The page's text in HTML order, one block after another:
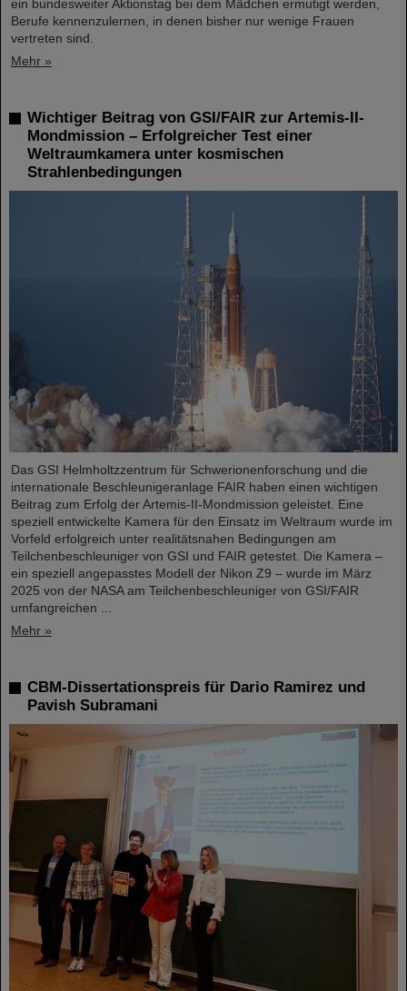
ein bundesweiter Aktionstag bei dem Mädchen ermutigt werden,
Berufe kennenzulernen, in denen bisher nur wenige Frauen
vertreten sind.
Mehr »
Wichtiger Beitrag von GSI/FAIR zur Artemis-II-
Mondmission – Erfolgreicher Test einer
Weltraumkamera unter kosmischen
Strahlenbedingungen
Das GSI Helmholtzzentrum für Schwerionenforschung und die
internationale Beschleunigeranlage FAIR haben einen wichtigen
Beitrag zum Erfolg der Artemis-II-Mondmission geleistet. Eine
speziell entwickelte Kamera für den Einsatz im Weltraum wurde im
Vorfeld erfolgreich unter realitätsnahen Bedingungen am
Teilchenbeschleuniger von GSI und FAIR getestet. Die Kamera –
ein speziell angepasstes Modell der Nikon Z9 – wurde im März
2025 von der NASA am Teilchenbeschleuniger von GSI/FAIR
umfangreichen ...
Mehr »
CBM-Dissertationspreis für Dario Ramirez und
Pavish Subramani